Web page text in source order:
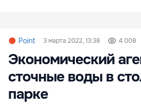
Point 3 марта 2022, 13:38 4 008
Экономический
сточные воды в
парке